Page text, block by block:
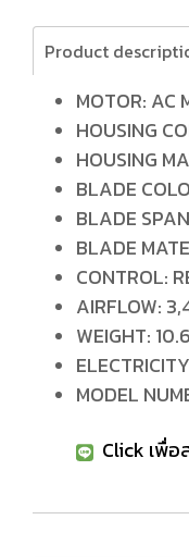
Product
MOTOR: AC
HOUSING
HOUSING
BLADE
BLADE
BLADE
CONTROL:
AIRFLOW:
WEIGHT:
MODEL
Click เพื่